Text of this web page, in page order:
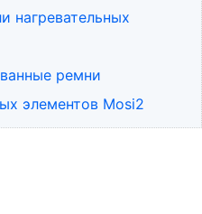
нагревательных
ремни
элементов Mosi2